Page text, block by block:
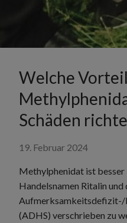
Welche
Schäden
19. Februar 2024
Methylphenidat ist besser
Handelsnamen Ritalin
(ADHS) verschrieben zu